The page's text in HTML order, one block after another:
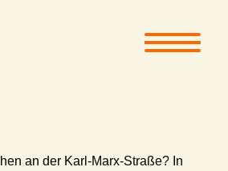
an der Karl-Marx-Straße? In